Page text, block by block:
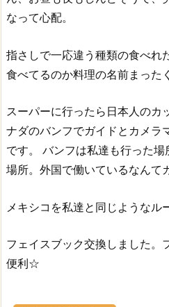
なって心配。
指さしで一応違う種類の食べれ
食べてるのか料理の名前まった
スーパーに行ったら日本人のカ
ナダのバンフでガイドとカメラ
です。
バンフは私達も行った
場所。外国で働いているなんて
メキシコを私達と同じようなル
フェイスブック交換しました。
便利☆